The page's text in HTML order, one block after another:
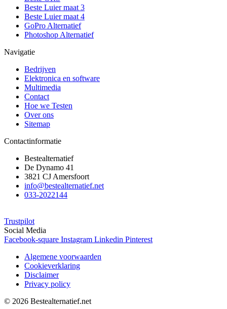
Beste Luier maat 3
Beste Luier maat 4
GoPro Alternatief
Photoshop Alternatief
Navigatie
Bedrijven
Elektronica en software
Multimedia
Contact
Hoe we Testen
Over ons
Sitemap
Contactinformatie
Bestealternatief
De Dynamo 41
3821 CJ Amersfoort
info@bestealternatief.net
033-2022144
Trustpilot
Social Media
Facebook-square Instagram Linkedin Pinterest
Algemene voorwaarden
Cookieverklaring
Disclaimer
Privacy policy
© 2026 Bestealternatief.net